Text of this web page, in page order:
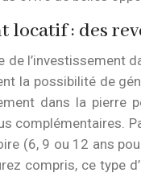
locatif : des
de l’investissement
la possibilité de
dans la pierre
complémentaires.
(6, 9 ou 12 ans
compris, ce type